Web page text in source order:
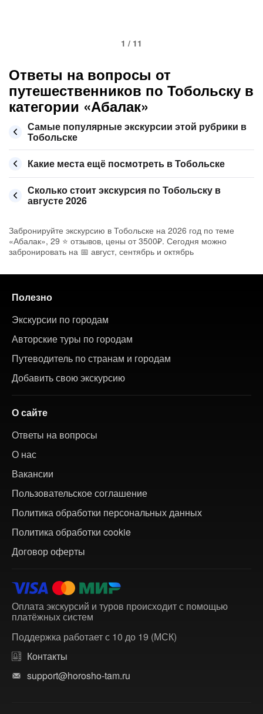
1 / 11
Ответы на вопросы от
путешественников по Тобольску в
категории «Абалак»
Самые популярные экскурсии этой рубрики в
Тобольске
Какие места ещё посмотреть в Тобольске
Сколько стоит экскурсия по Тобольску в
августе 2026
Забронируйте экскурсию в Тобольске на 2026 год по теме
«Абалак», 29 ⭐ отзывов, цены от 3500₽. Сегодня можно
забронировать на 📅 август, сентябрь и октябрь
Полезно
Экскурсии по городам
Авторские туры по городам
Путеводитель по странам и городам
Добавить свою экскурсию
О сайте
Ответы на вопросы
О нас
Вакансии
Пользовательское соглашение
Политика обработки персональных данных
Политика обработки cookie
Договор оферты
Оплата экскурсий и туров происходит с помощью
платёжных систем
Поддержка работает с 10 до 19 (МСК)
Контакты
support@horosho-tam.ru